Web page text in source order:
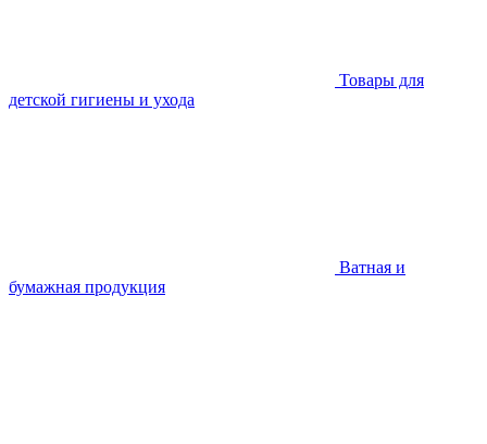
Товары для
детской гигиены и ухода
Ватная и
бумажная продукция